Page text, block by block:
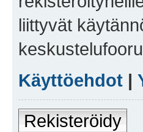
liittyvät
Käyttöehdot |
Rekisteröidy